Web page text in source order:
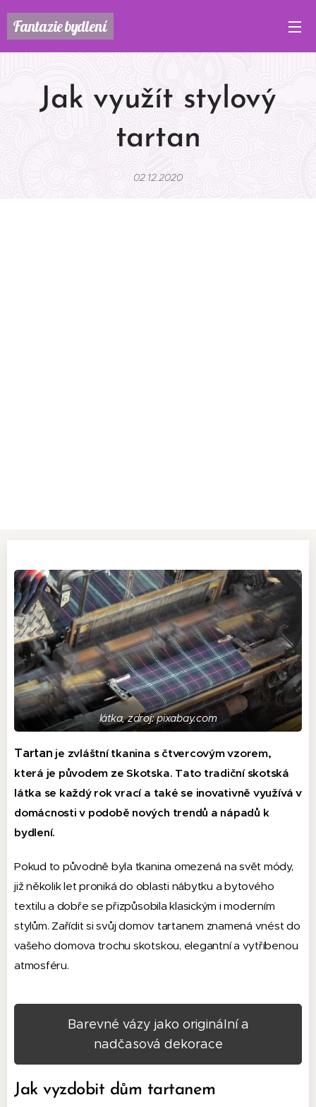
Fantaziebydlení
Jak využít stylový
tartan
02.12.2020
látka, zdroj: pixabay.com
Tartan je zvláštní tkanina s čtvercovým vzorem,
která je původem ze Skotska. Tato tradiční skotská
látka se každý rok vrací a také se inovativně využívá v
domácnosti v podobě nových trendů a nápadů k
bydlení.
Pokud to původně byla tkanina omezená na svět módy,
již několik let proniká do oblasti nábytku a bytového
textilu a dobře se přizpůsobila klasickým i moderním
stylům. Zařídit si svůj domov tartanem znamená vnést do
vašeho domova trochu skotskou, elegantní a vytříbenou
atmosféru.
Barevné vázy jako originální a
nadčasová dekorace
Jak vyzdobit dům tartanem